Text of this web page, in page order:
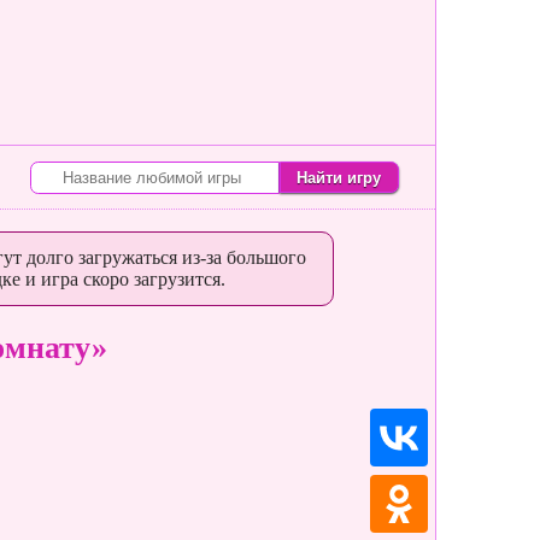
долго загружаться из-за большого
и игра скоро загрузится.